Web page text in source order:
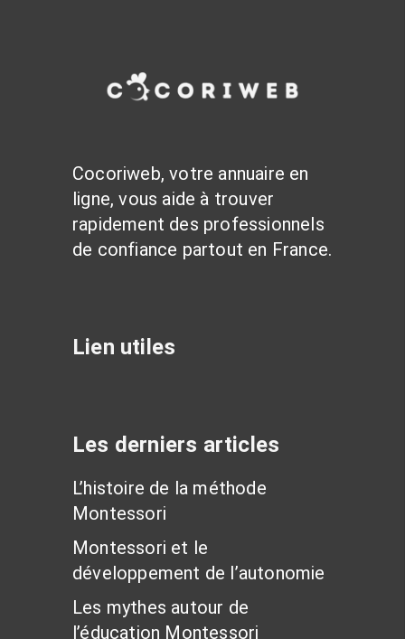
Cocoriweb, votre annuaire en
ligne, vous aide à trouver
rapidement des professionnels
de confiance partout en France.
Lien utiles
Les derniers articles
L’histoire de la méthode
Montessori
Montessori et le
développement de l’autonomie
Les mythes autour de
l’éducation Montessori